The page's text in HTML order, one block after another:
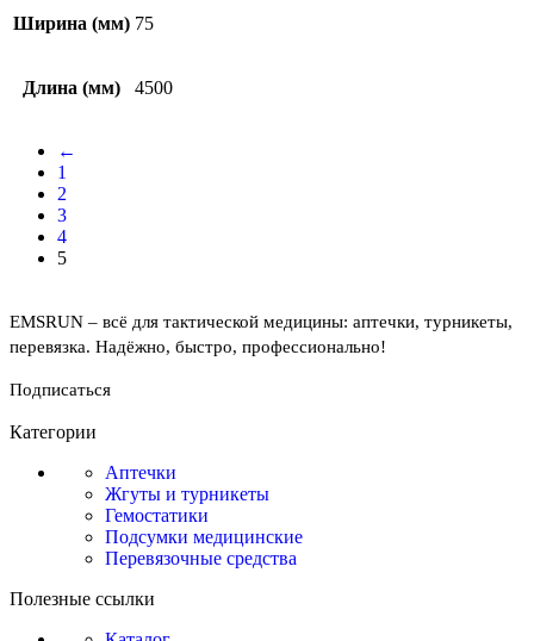
Ширина (мм) 75
Длина (мм) 4500
←
1
2
3
4
5
EMSRUN – всё для тактической медицины: аптечки, турникеты,
перевязка. Надёжно, быстро, профессионально!
Подписаться
Категории
Аптечки
Жгуты и турникеты
Гемостатики
Подсумки медицинские
Перевязочные средства
Полезные ссылки